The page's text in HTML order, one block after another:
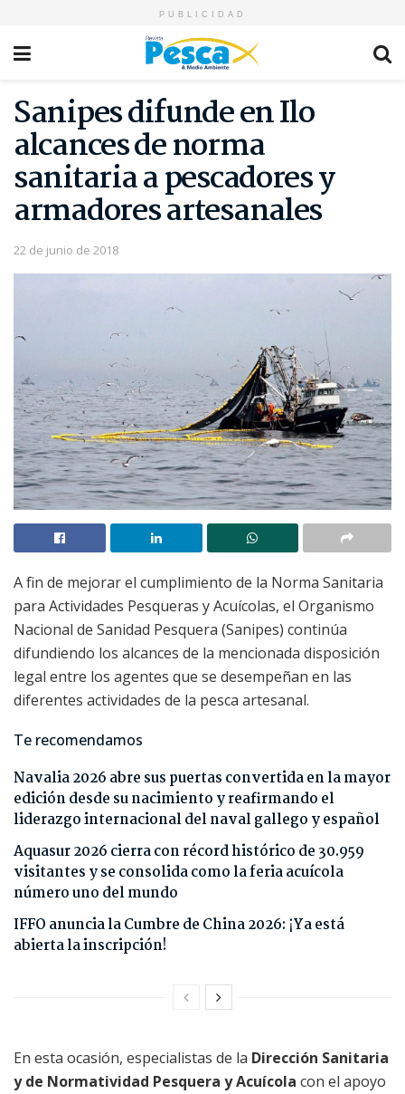
PUBLICIDAD
Sanipes difunde en Ilo
alcances de norma
sanitaria a pescadores y
armadores artesanales
22 de junio de 2018
A fin de mejorar el cumplimiento de la Norma Sanitaria
para Actividades Pesqueras y Acuícolas, el Organismo
Nacional de Sanidad Pesquera (Sanipes) continúa
difundiendo los alcances de la mencionada disposición
legal entre los agentes que se desempeñan en las
diferentes actividades de la pesca artesanal.
Te recomendamos
Navalia 2026 abre sus puertas convertida en la mayor
edición desde su nacimiento y reafirmando el
liderazgo internacional del naval gallego y español
Aquasur 2026 cierra con récord histórico de 30.959
visitantes y se consolida como la feria acuícola
número uno del mundo
IFFO anuncia la Cumbre de China 2026: ¡Ya está
abierta la inscripción!
En esta ocasión, especialistas de la Dirección Sanitaria
y de Normatividad Pesquera y Acuícola con el apoyo